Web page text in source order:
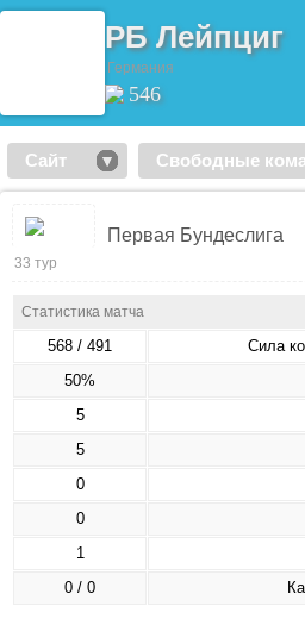
РБ Лейпциг
Германия
546
Сайт Свободные
Первая Бундеслига
33 тур
Статистика матча
568 / 491
Сила
50%
5
5
0
0
1
0 / 0